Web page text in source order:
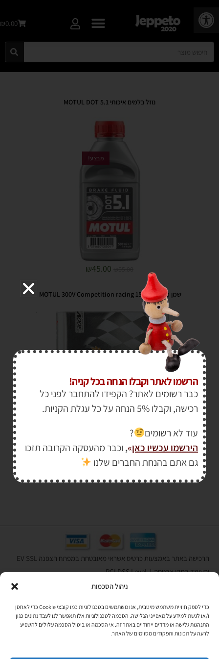
פתח סרגל נגישות
ניהול הסכמות
כדי לספק חוויית משתמש מיטבית, אנו משתמשים בטכנולוגיות כמו קובצי Cookie כדי לאחסן
ו/או לגשת למידע על מאפייני הגלישה. הסכמה לטכנולוגיות אלו תאפשר לנו לעבד נתונים כגון
התנהגות גלישה או מדדים ייחודיים באתר זה. אי הסכמה או ביטול הסכמה עלולים להשפיע
לרעה על תכונות ותפקודים מסוימים של האתר.
₪0.00
נוזל בלמים איכותי MOTUL DOT 5.1
מבצע!
₪45.00
שמן מנוע MOTUL 300V Competition racing 15W-50
₪378.00
הרכישה באתר באמצעות כרטיס אשראי מאובטחת במפתח הצפנה EV SSL
והעומד בתקן אבטחה PCI DSS Level-1
לתקנון האתר»
תהיו בקשר
הרשמו לאתר וקבלו הנחה בכל קניה!
כבר רשומים לאתר? הקפידו להתחבר לפני כל
רכישה, וקבלו 5% הנחה על כל עגלת הקניות.
עוד לא רשומים
?
הירשמו עכשיו כאן»
, וכבר מהעסקה הקרובה תזכו
גם אתם בהנחת החברים שלנו